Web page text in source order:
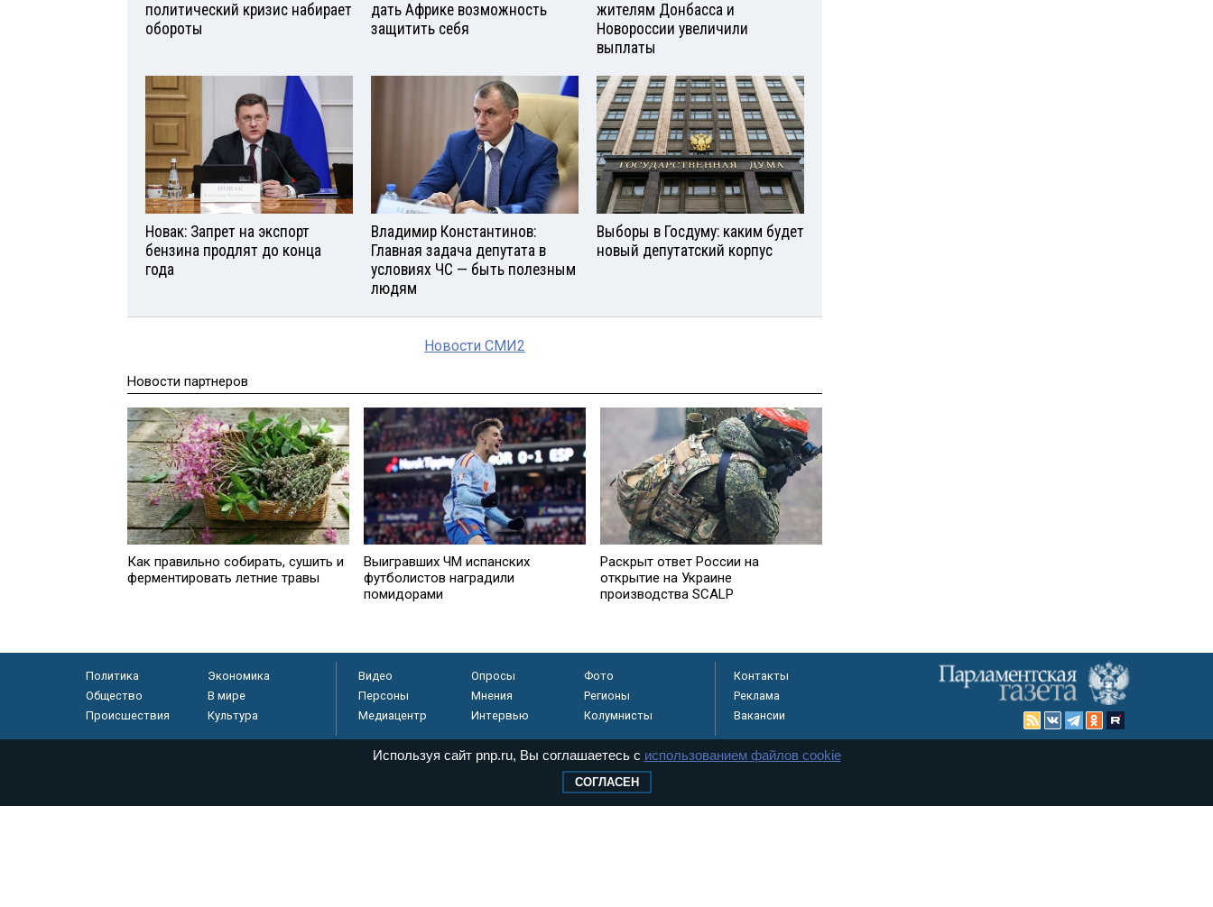
политический кризис набирает
обороты
дать Африке возможность
защитить себя
жителям Донбасса и
Новороссии увеличили
выплаты
Новак: Запрет на экспорт
бензина продлят до конца
года
Владимир Константинов:
Главная задача депутата в
условиях ЧС — быть полезным
людям
Выборы в Госдуму: каким будет
новый депутатский корпус
Новости СМИ2
Новости партнеров
Как правильно собирать, сушить и
ферментировать летние травы
Выигравших ЧМ испанских
футболистов наградили
помидорами
Раскрыт ответ России на
открытие на Украине
производства SCALP
Политика
Экономика
Общество
В мире
Происшествия
Культура
Видео Опросы
Фото
Персоны
Мнения
Регионы
Медиацентр
Интервью Колумнисты
Контакты
Реклама
Вакансии
Федеральной службе по надзору в сфере связи, информационных технологий и
Используя сайт pnp.ru, Вы соглашаетесь с использованием файлов cookie
СОГЛАСЕН